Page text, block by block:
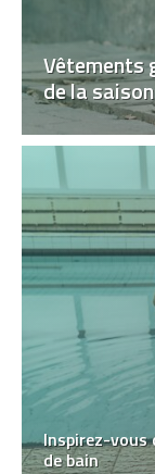
Vêtements
de la saison
Inspirez-vous
de bain